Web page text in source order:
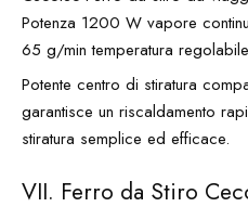
Potenza 1200 W vapore
65 g/min temperatura
Potente centro di stiratura
garantisce un riscaldamento
stiratura semplice ed efficace.
VII. Ferro da Stiro